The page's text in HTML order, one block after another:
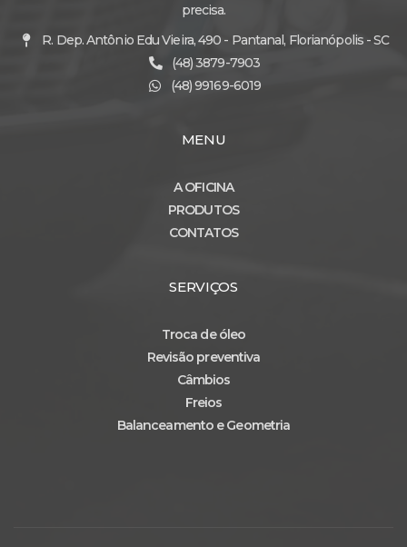
precisa.
R. Dep. Antônio Edu Vieira, 490 - Pantanal, Florianópolis - SC
(48) 3879-7903
(48) 99169-6019
MENU
A OFICINA
PRODUTOS
CONTATOS
SERVIÇOS
Troca de óleo
Revisão preventiva
Câmbios
Freios
Balanceamento e Geometria